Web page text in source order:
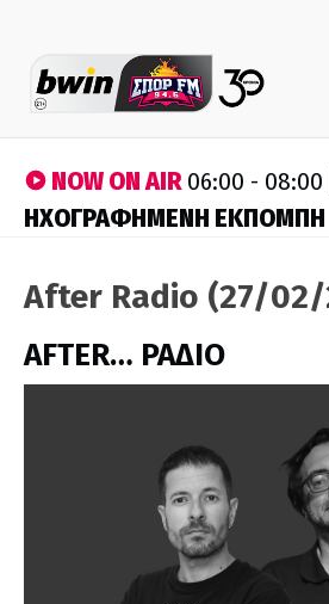
NOW ON AIR06:00 - 08:00
ΗΧΟΓΡΑΦΗΜΕΝΗ ΕΚΠΟΜΠΗ
After Radio (27/
AFTER… ΡΑΔΙΟ